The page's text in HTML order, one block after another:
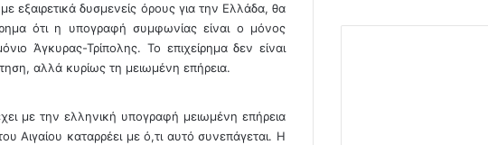
εξαιρετικά δυσμενείς όρους για την Ελλάδα, θα
ότι η υπογραφή συμφωνίας είναι ο μόνος
Άγκυρας-Τρίπολης. Το επιχείρημα δεν είναι
αλλά κυρίως τη μειωμένη επήρεια.
με την ελληνική υπογραφή μειωμένη επήρεια
Αιγαίου καταρρέει με ό,τι αυτό συνεπάγεται. Η